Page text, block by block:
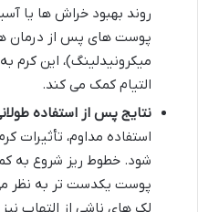
روند بهبود خراش ها یا
پوست های پس از درمان
میکرونیدلینگ)، این کرم
التیام کمک می کند.
نتایج پس از استفاده طولانی مدت (1 تا
استفاده مداوم، تأثیرات
شود. خطوط ریز شروع به
پوست یکدست تر به نظر
لک های ناشی از التهاب